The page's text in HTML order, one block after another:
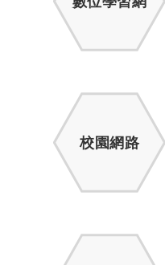
校園網路